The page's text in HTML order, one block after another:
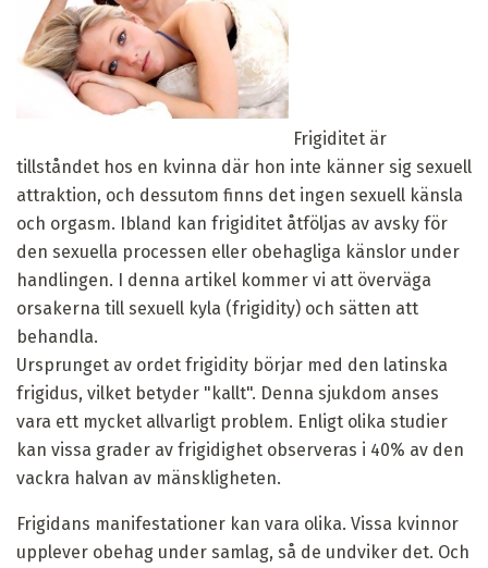
Frigiditet är
tillståndet hos en kvinna där hon inte känner sig sexuell
attraktion, och dessutom finns det ingen sexuell känsla
och orgasm. Ibland kan frigiditet åtföljas av avsky för
den sexuella processen eller obehagliga känslor under
handlingen. I denna artikel kommer vi att överväga
orsakerna till sexuell kyla (frigidity) och sätten att
behandla.
Ursprunget av ordet frigidity börjar med den latinska
frigidus, vilket betyder "kallt". Denna sjukdom anses
vara ett mycket allvarligt problem. Enligt olika studier
kan vissa grader av frigidighet observeras i 40% av den
vackra halvan av mänskligheten.
Frigidans manifestationer kan vara olika. Vissa kvinnor
upplever obehag under samlag, så de undviker det. Och